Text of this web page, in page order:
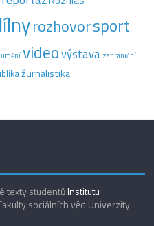
rozhovorsport
uměnívideovýstava zahraniční
žurnalistika
texty studentůInstitutu
sociálních věd Univerzity